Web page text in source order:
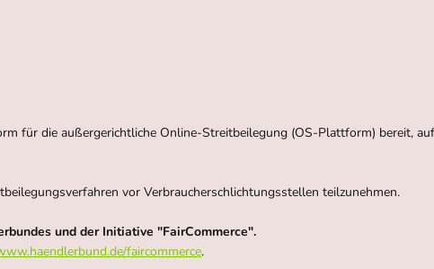
für die außergerichtliche Online-Streitbeilegung (OS-Plattform) bereit,
vor Verbraucherschlichtungsstellen teilzunehmen.
und der Initiative "FairCommerce".
faircommerce.